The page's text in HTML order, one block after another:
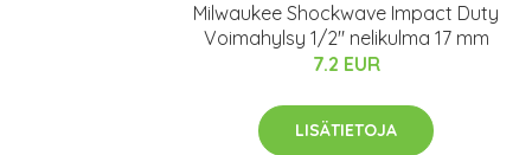
Milwaukee Shockwave Impact Duty
Voimahylsy 1/2" nelikulma 17 mm
7.2 EUR
LISÄTIETOJA